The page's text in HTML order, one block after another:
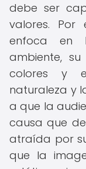
debe ser
valores. Por
enfoca en
ambiente,
colores y
naturaleza y
a que la
causa que
atraída por
que la